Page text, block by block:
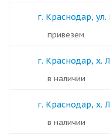
г. Краснодар,
Привезем
г. Краснодар, х.
в наличии
г. Краснодар, х.
в наличии